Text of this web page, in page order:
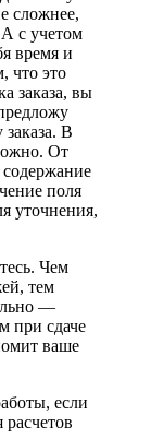
сложнее,
А с учетом
время и
что это
заказа, вы
В
От
содержание
поля
уточнения,
Чем
тем
—
при сдаче
ваше
если
расчетов